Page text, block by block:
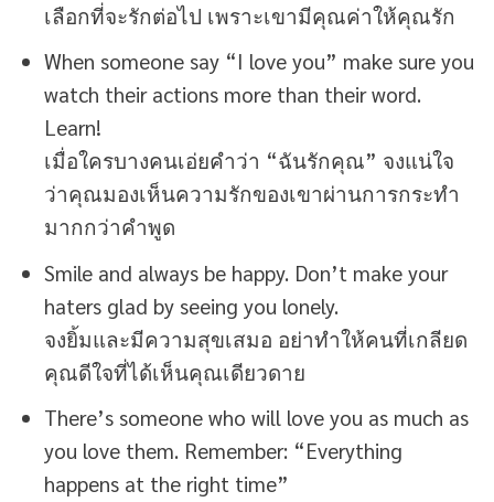
เลือกที่จะรักต่อไป เพราะเขามีคุณค่าให้คุณรัก
When someone say “I love you” make sure you
watch their actions more than their word.
Learn!
เมื่อใครบางคนเอ่ยคำว่า “ฉันรักคุณ” จงแน่ใจ
ว่าคุณมองเห็นความรักของเขาผ่านการกระทำ
มากกว่าคำพูด
Smile and always be happy. Don’t make your
haters glad by seeing you lonely.
จงยิ้มและมีความสุขเสมอ อย่าทำให้คนที่เกลียด
คุณดีใจที่ได้เห็นคุณเดียวดาย
There’s someone who will love you as much as
you love them. Remember: “Everything
happens at the right time”